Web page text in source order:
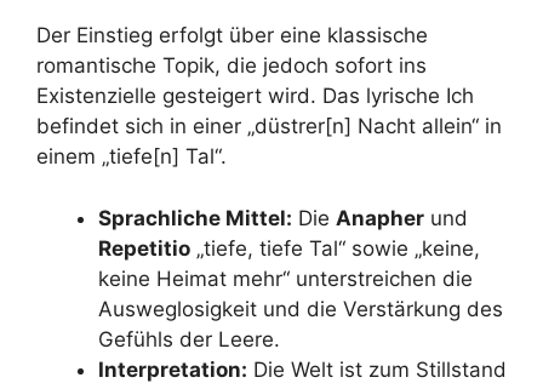
Der Einstieg erfolgt über eine klassische
romantische Topik, die jedoch sofort ins
Existenzielle gesteigert wird. Das lyrische Ich
befindet sich in einer „düstrer[n] Nacht allein“ in
einem „tiefe[n] Tal“.
Sprachliche Mittel: Die Anapher und
Repetitio „tiefe, tiefe Tal“ sowie „keine,
keine Heimat mehr“ unterstreichen die
Ausweglosigkeit und die Verstärkung des
Gefühls der Leere.
Interpretation: Die Welt ist zum Stillstand